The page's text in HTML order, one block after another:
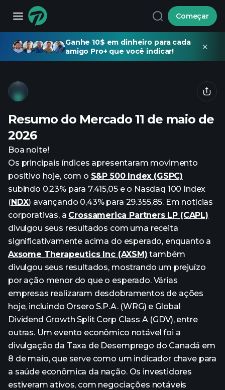
Começar
Ganhe 10$ em dinheiro para cada
amigo Pro+ que você indicar!
Resumo do Mercado 11 de maio de
2026
Boa noite!
Os principais índices apresentaram movimento
positivo hoje, com o S&P 500 Index (GSPC)
subindo 0,23% para 7.415,05 e o Nasdaq 100 Index
(NDX) avançando 0,43% para 29.355,85. Em notícias
corporativas, a Crossamerica Partners LP (CAPL)
divulgou seus resultados com uma receita
significativamente acima do esperado, enquanto a
Axsome Therapeutics Inc (AXSM) também
divulgou seus resultados, mostrando um prejuízo
por ação menor do que o esperado. Várias
empresas realizaram desdobramentos de ações
hoje, incluindo Orsero S.P.A. (WRG) e Global
Dividend Growth Split Corp Class A (GDV), entre
outras. Um evento econômico notável foi a
divulgação da Taxa de Desemprego do Canadá em
8 de maio, que serve como um indicador chave para
a saúde econômica da nação. Os investidores
estiveram ativos, com negociações notáveis